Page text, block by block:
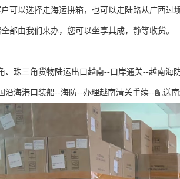
可以选择走海运拼箱，也可以走陆路从广西
部由我们来办，您可以坐享其成，静等收货。
、珠三角货物陆运出口越南--口岸通关--越南海
沿海港口装船--海防--办理越南清关手续--配送南